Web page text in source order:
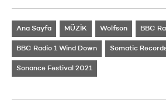
Ana Sayfa MÜZİK Wolfson BBC
BBC Radio 1 Wind Down Somatic
Sonance Festival 2021